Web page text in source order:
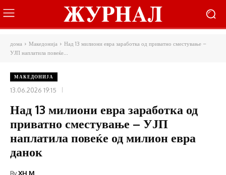
дома Македонија
Над 13 милиони евра заработка од приватно сместување –
УЈП наплатила повеќе...
МАКЕДОНИЈА
13.06.2026 19:15
Над 13 милиони евра заработка од
приватно сместување – УЈП
наплатила повеќе од милион евра
данок
ByXH M